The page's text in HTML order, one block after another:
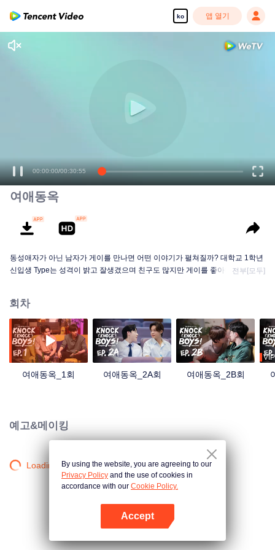
ko 앱 열기
00:00:00/00:30:55
여애동옥
동성애자가 아닌 남자가 게이를 만나면 어떤 이야기가 펼쳐질까? 대학교 1학년
신입생 Type는 성격이 밝고 잘생겼으며 친구도 많지만 게이를 좋아하지 않는다!
된 이유는 무엇일까? Tharn과 Type의 관계는 어떻게 발전할까?
전부[모두]
회차
여애동옥_1회 여애동옥_2A회 여애동옥_2B회
VIP
예고&메이킹
Loading…By using the website, you are agreeing to our
Privacy Policy and the use of cookies in
accordance with our Cookie Policy.
Accept